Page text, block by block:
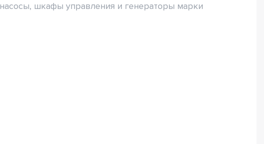
шкафы управления и генераторы марки